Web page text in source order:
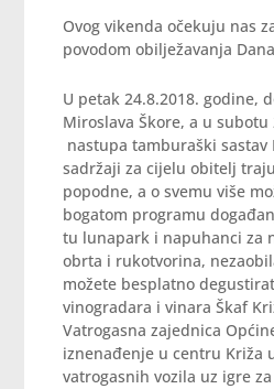
Ovog vikenda očekuju nas
povodom obilježavanja
U petak 24.8.2018. godine,
Miroslava Škore, a u subotu
nastupa tamburaški sastav
sadržaji za cijelu obitelj
popodne, a o svemu više
bogatom programu
tu lunapark i napuhanci za
obrta i rukotvorina,
možete besplatno
vinogradara i vinara Škaf
Vatrogasna zajednica
iznenađenje u centru Križa
vatrogasnih vozila uz igre